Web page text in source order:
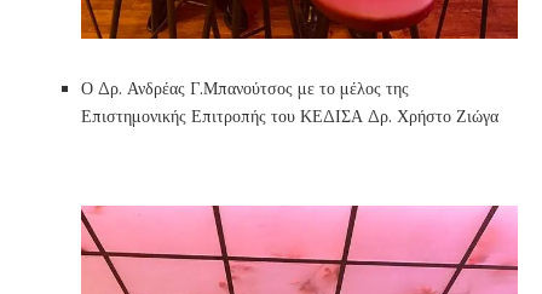
Ο Δρ. Ανδρέας Γ.Μπανούτσος με το μέλος της
Επιστημονικής Επιτροπής του ΚΕΔΙΣΑ Δρ. Χρήστο Ζιώγα